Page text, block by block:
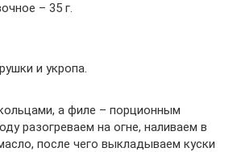
– 35 г.
и укропа.
а филе – порционным
разогреваем на огне, наливаем в
после чего выкладываем куски